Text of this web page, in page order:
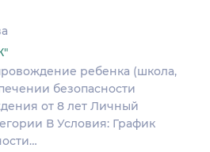
ребенка (школа,
безопасности
от 8 лет Личный
В Условия: График